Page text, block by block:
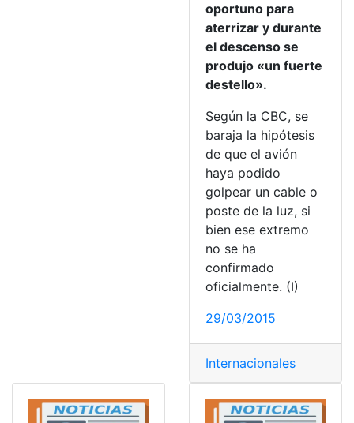
oportuno para
aterrizar y durante
el descenso se
produjo «un fuerte
destello».
Según la CBC, se
baraja la hipótesis
de que el avión
haya podido
golpear un cable o
poste de la luz, si
bien ese extremo
no se ha
confirmado
oficialmente. (I)
29/03/2015
Internacionales